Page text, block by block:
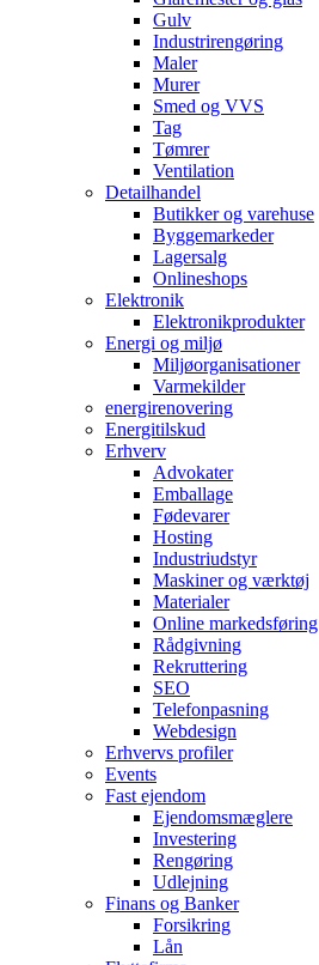
Gulv
Industrirengøring
Maler
Murer
Smed og VVS
Tag
Tømrer
Ventilation
Detailhandel
Butikker og varehuse
Byggemarkeder
Lagersalg
Onlineshops
Elektronik
Elektronikprodukter
Energi og miljø
Miljøorganisationer
Varmekilder
energirenovering
Energitilskud
Erhverv
Advokater
Emballage
Fødevarer
Hosting
Industriudstyr
Maskiner og værktøj
Materialer
Online markedsføring
Rådgivning
Rekruttering
SEO
Telefonpasning
Webdesign
Erhvervs profiler
Events
Fast ejendom
Ejendomsmæglere
Investering
Rengøring
Udlejning
Finans og Banker
Forsikring
Lån